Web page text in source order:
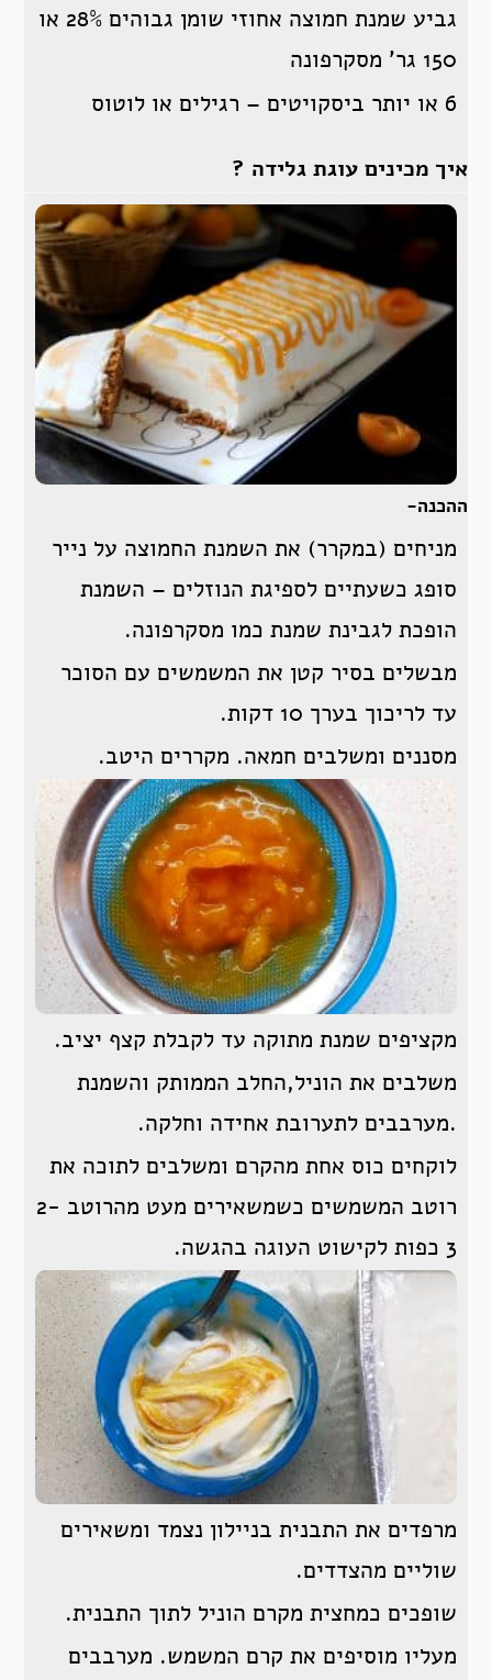
גביע שמנת חמוצה אחוזי שומן גבוהים 28% או
150 גר’ מסקרפונה
6 או יותר ביסקויטים – רגילים או לוטוס
איך מכינים עוגת גלידה ?
ההכנה-
מניחים (במקרר) את השמנת החמוצה על נייר
סופג כשעתיים לספיגת הנוזלים – השמנת
הופכת לגבינת שמנת כמו מסקרפונה.
מבשלים בסיר קטן את המשמשים עם הסוכר
עד לריכוך בערך 10 דקות.
מסננים ומשלבים חמאה. מקררים היטב.
מקציפים שמנת מתוקה עד לקבלת קצף יציב.
משלבים את הוניל,החלב הממותק והשמנת
.מערבבים לתערובת אחידה וחלקה.
לוקחים כוס אחת מהקרם ומשלבים לתוכה את
רוטב המשמשים כשמשאירים מעט מהרוטב 2-
3 כפות לקישוט העוגה בהגשה.
מרפדים את התבנית בניילון נצמד ומשאירים
שוליים מהצדדים.
שופכים כמחצית מקרם הוניל לתוך התבנית.
מעליו מוסיפים את קרם המשמש. מערבבים